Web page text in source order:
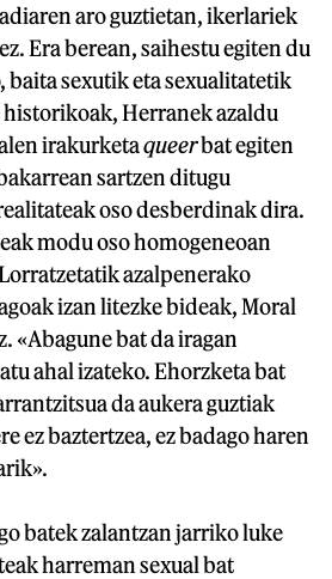
aro guztietan, ikerlariek
Era berean, saihestu egiten du
sexutik eta sexualitatetik
historikoak, Herranek azaldu
irakurketaqueerbat egiten
sartzen ditugu
oso desberdinak dira.
modu oso homogeneoan
azalpenerako
izan litezke bideak, Moral
«Abagune bat da iragan
ahal izateko. Ehorzketa bat
da aukera guztiak
ez baztertzea, ez badago haren
batek zalantzan jarriko luke
harreman sexual bat